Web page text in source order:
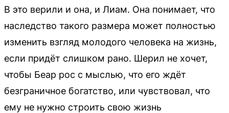
В это верили и она, и Лиам. Она понимает, что
наследство такого размера может полностью
изменить взгляд молодого человека на жизнь,
если придёт слишком рано. Шерил не хочет,
чтобы Беар рос с мыслью, что его ждёт
безграничное богатство, или чувствовал, что
ему не нужно строить свою жизнь